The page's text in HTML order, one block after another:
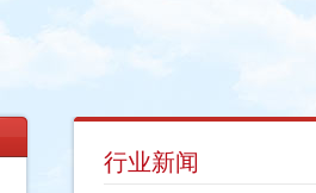
行业新闻